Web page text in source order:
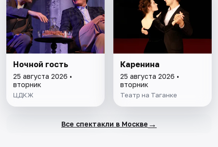
Ночной гость
25 августа 2026 •
вторник
ЦДКЖ
Каренина
25 августа 2026 •
вторник
Театр на Таганке
Все спектакли в Москве →